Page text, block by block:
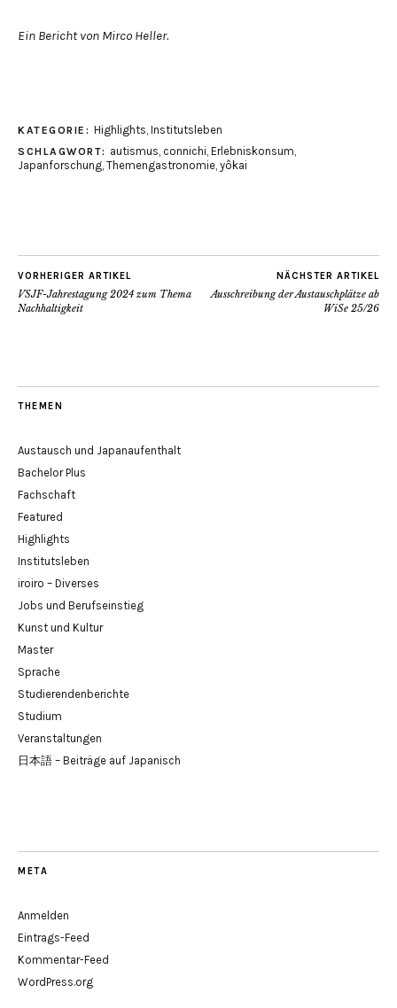
Ein Bericht von Mirco Heller.
KATEGORIE: Highlights, Institutsleben
SCHLAGWORT: autismus, connichi, Erlebniskonsum,
Japanforschung, Themengastronomie, yôkai
VORHERIGER ARTIKEL
VSJF-Jahrestagung 2024 zum Thema
Nachhaltigkeit
NÄCHSTER ARTIKEL
Ausschreibung der Austauschplätze ab
WiSe 25/26
THEMEN
Austausch und Japanaufenthalt
Bachelor Plus
Fachschaft
Featured
Highlights
Institutsleben
iroiro – Diverses
Jobs und Berufseinstieg
Kunst und Kultur
Master
Sprache
Studierendenberichte
Studium
Veranstaltungen
日本語 – Beiträge auf Japanisch
META
Anmelden
Eintrags-Feed
Kommentar-Feed
WordPress.org